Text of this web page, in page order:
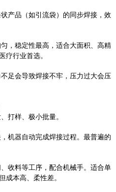
产品（如引流袋）的同步焊接，效
，稳定性最高，适合大面积、高精
疗行业首选。
足会导致焊接不牢，压力过大会压
打样、极小批量。
机器自动完成焊接过程。最普遍的
收料等工序，配合机械手。适合单
成本高、柔性差。